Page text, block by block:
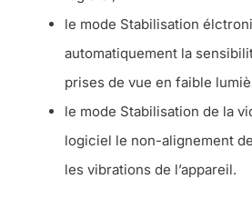
le mode Stabilisation
automatiquement la
prises de vue en faible
le mode Stabilisation de la
logiciel le non-alignement
les vibrations de l’appareil.